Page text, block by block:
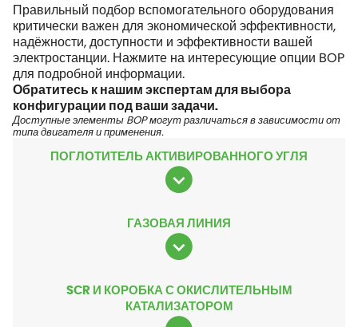
Правильный подбор вспомогательного оборудования
критически важен для экономической эффективности,
надёжности, доступности и эффективности вашей
электростанции. Нажмите на интересующие опции BOP
для подробной информации.
Обратитесь к нашим экспертам для выбора
конфигурации под ваши задачи.
Доступные элементы BOP могут различаться в зависимости от
типа двигателя и применения.
ПОГЛОТИТЕЛЬ АКТИВИРОВАННОГО УГЛЯ
ГАЗОВАЯ ЛИНИЯ
SCR И КОРОБКА С ОКИСЛИТЕЛЬНЫМ
КАТАЛИЗАТОРОМ